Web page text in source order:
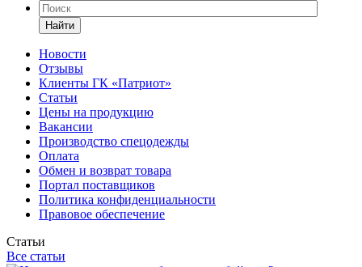
Найти
Новости
Отзывы
Клиенты ГК «Патриот»
Статьи
Цены на продукцию
Вакансии
Производство спецодежды
Оплата
Обмен и возврат товара
Портал поставщиков
Политика конфиденциальности
Правовое обеспечение
Статьи
Все статьи